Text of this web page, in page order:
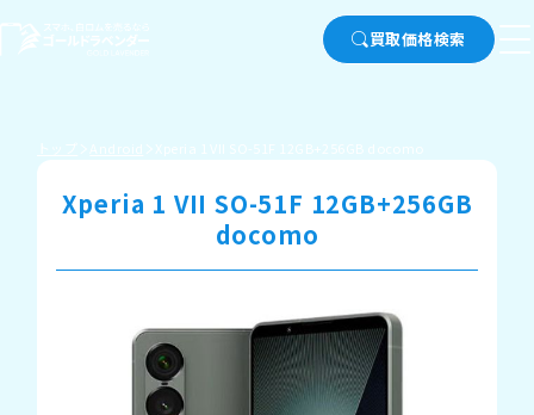
買取価格検索
トップ Android Xperia 1 VII SO-51F 12GB+256GB docomo
Xperia 1 VII SO-51F 12GB+256GB
docomo